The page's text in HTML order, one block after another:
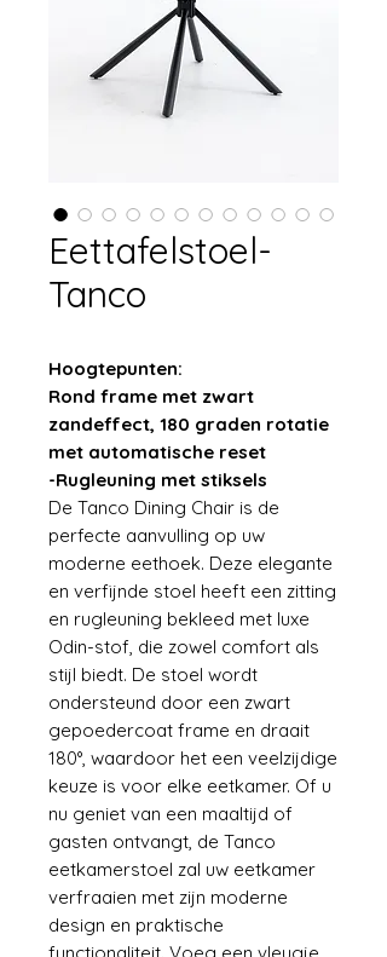
Eettafelstoel-
Tanco
Hoogtepunten:
Rond frame met zwart
zandeffect, 180 graden rotatie
met automatische reset
-Rugleuning met stiksels
De Tanco Dining Chair is de
perfecte aanvulling op uw
moderne eethoek. Deze elegante
en verfijnde stoel heeft een zitting
en rugleuning bekleed met luxe
Odin-stof, die zowel comfort als
stijl biedt. De stoel wordt
ondersteund door een zwart
gepoedercoat frame en draait
180°, waardoor het een veelzijdige
keuze is voor elke eetkamer. Of u
nu geniet van een maaltijd of
gasten ontvangt, de Tanco
eetkamerstoel zal uw eetkamer
verfraaien met zijn moderne
design en praktische